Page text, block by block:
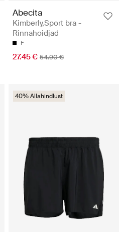
Abecita
Kimberly,Sport bra -
Rinnahoidjad
F
27.45 € 54.90 €
40% Allahindlust